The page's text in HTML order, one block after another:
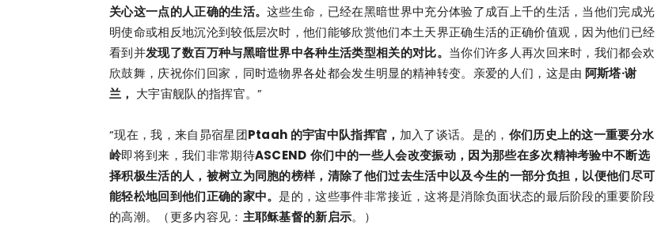
关心这一点的人正确的生活。这些生命，已经在黑暗世界中充分体验了成百上千的生活，当他们完成光
明使命或相反地沉沦到较低层次时，他们能够欣赏他们本土天界正确生活的正确价值观，因为他们已经
看到并发现了数百万种与黑暗世界中各种生活类型相关的对比。 当你们许多人再次回来时，我们都会欢
欣鼓舞，庆祝你们回家，同时造物界各处都会发生明显的精神转变。亲爱的人们，这是由 阿斯塔·谢
兰， 大宇宙舰队的指挥官。”
“现在，我，来自昴宿星团Ptaah 的宇宙中队指挥官 ， 加入了谈话。是的， 你们历史上的这一重要分水
岭即将到来，我们非常期待ASCEND 你们中的一些人会改变振动，因为那些在多次精神考验中不断选
择积极生活的人，被树立为同胞的榜样，清除了他们过去生活中以及今生的一部分负担，以便他们尽可
能轻松地回到他们正确的家中。 是的，这些事件非常接近，这将是消除负面状态的最后阶段的重要阶段
的高潮。（更多内容见： 主耶稣基督的新启示。）